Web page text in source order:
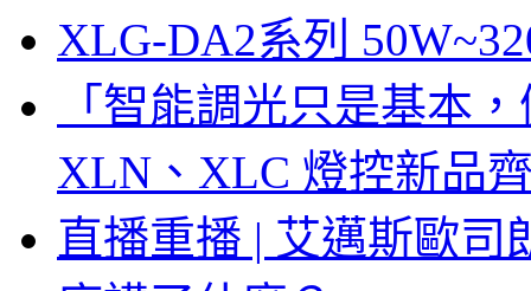
XLG-DA2系列
「智能調光只是基本
XLN、XLC 燈控新品
直播重播 | 艾邁斯歐司